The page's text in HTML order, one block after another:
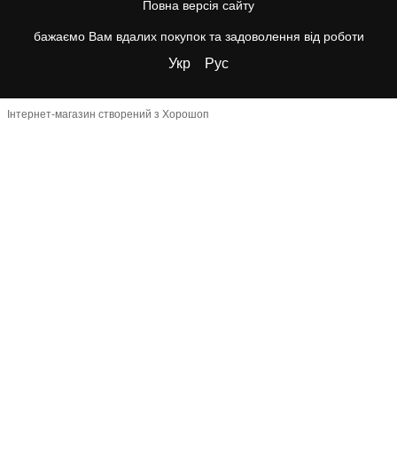
Повна версія сайту
бажаємо Вам вдалих покупок та задоволення від роботи
Укр Рус
Інтернет-магазин створений з Хорошоп